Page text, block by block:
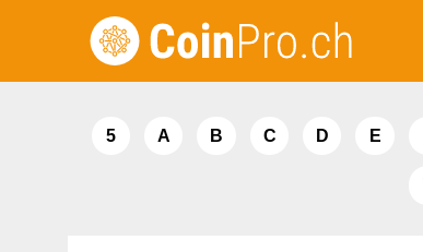
5 A B C D E